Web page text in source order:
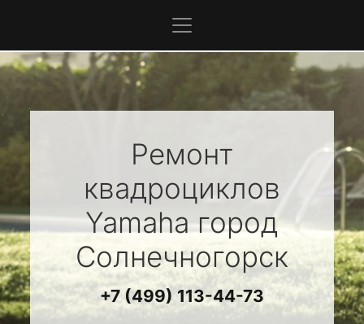
Ремонт
квадроциклов
Yamahaгород
Солнечногорск
+7 (499) 113-44-73